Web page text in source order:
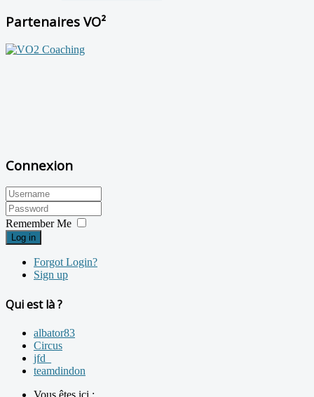
Partenaires VO²
Connexion
Remember Me
Log in
Forgot Login?
Sign up
Qui est là ?
albator83
Circus
jfd_
teamdindon
Vous êtes ici :